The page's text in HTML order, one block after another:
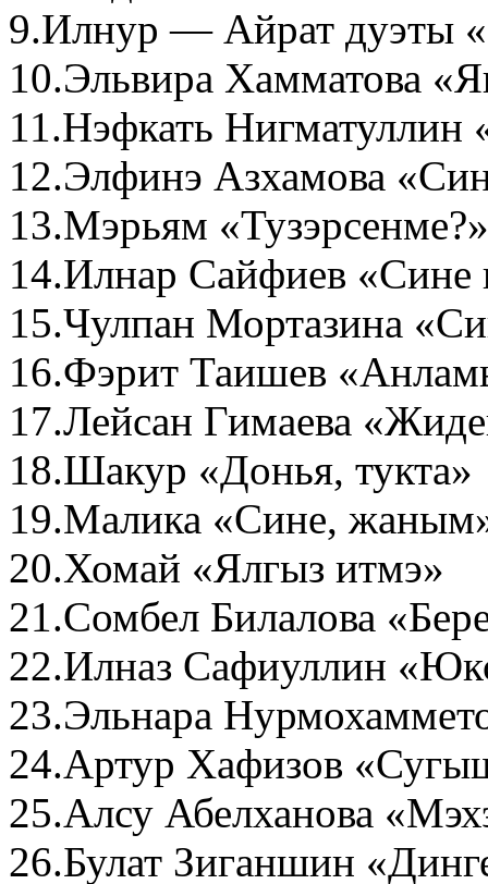
9.Илнур — Айрат дуэты
10.Эльвира Хамматова
11.Нэфкать Нигматуллин
12.Элфинэ Азхамова
13.Мэрьям «Тузэрсенме?»
14.Илнар Сайфиев «Сине
15.Чулпан Мортазина
16.Фэрит Таишев
17.Лейсан Гимаева
18.Шакур «Донья, тукта»
19.Малика «Сине,
20.Хомай «Ялгыз итмэ»
21.Сомбел Билалова
22.Илназ Сафиуллин
23.Эльнара
24.Артур Хафизов
25.Алсу Абелханова
26.Булат Зиганшин